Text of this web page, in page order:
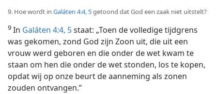
9. Hoe wordt in Galáten 4:4, 5getoond dat God een zaak niet uitstelt?
9 In Galáten 4:4, 5staat: „Toen de volledige tijdgrens
was gekomen, zond God zijn Zoon uit, die uit een
vrouw werd geboren en die onder de wet kwam te
staan om hen die onder de wet stonden, los te kopen,
opdat wij op onze beurt de aanneming als zonen
zouden ontvangen.”